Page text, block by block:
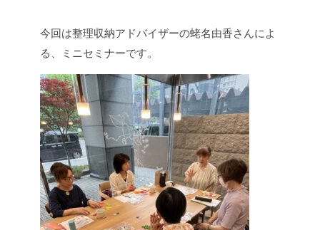
今回は整理収納アドバイザーの蛯名由香さんによ
る、ミニセミナーです。